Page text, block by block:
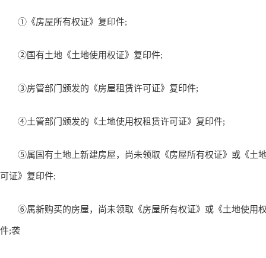
①《房屋所有权证》复印件;
②国有土地《土地使用权证》复印件;
③房管部门颁发的《房屋租赁许可证》复印件;
④土管部门颁发的《土地使用权租赁许可证》复印件;
⑤属国有土地上新建房屋，尚未领取《房屋所有权证》或《土
可证》复印件;
⑥属新购买的房屋，尚未领取《房屋所有权证》或《土地使用
件;袭